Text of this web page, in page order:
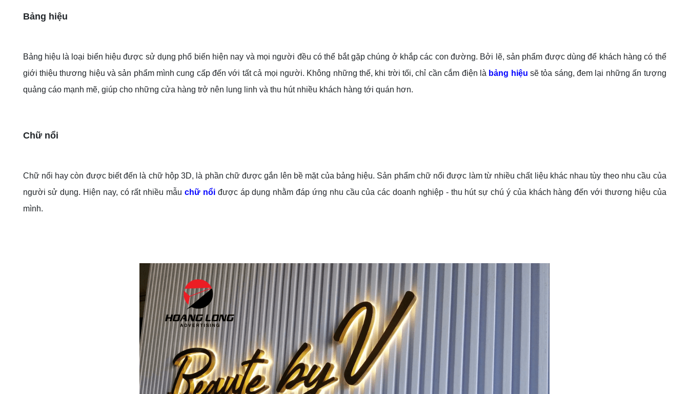
Bảng hiệu
Bảng hiệu là loại biển hiệu được sử dụng phổ biến hiện nay và mọi người đều có thể bắt gặp chúng ở khắp các con đường. Bởi lẽ, sản phẩm được dùng để khách hàng có thể
giới thiệu thương hiệu và sản phẩm mình cung cấp đến với tất cả mọi người. Không những thế, khi trời tối, chỉ cần cắm điện là bảng hiệu sẽ tỏa sáng, đem lại những ấn tượng
quảng cáo mạnh mẽ, giúp cho những cửa hàng trở nên lung linh và thu hút nhiều khách hàng tới quán hơn.
Chữ nổi
Chữ nổi hay còn được biết đến là chữ hộp 3D, là phần chữ được gắn lên bề mặt của bảng hiệu. Sản phẩm chữ nổi được làm từ nhiều chất liệu khác nhau tùy theo nhu cầu của
người sử dụng. Hiện nay, có rất nhiều mẫu chữ nổi được áp dụng nhằm đáp ứng nhu cầu của các doanh nghiệp - thu hút sự chú ý của khách hàng đến với thương hiệu của
mình.